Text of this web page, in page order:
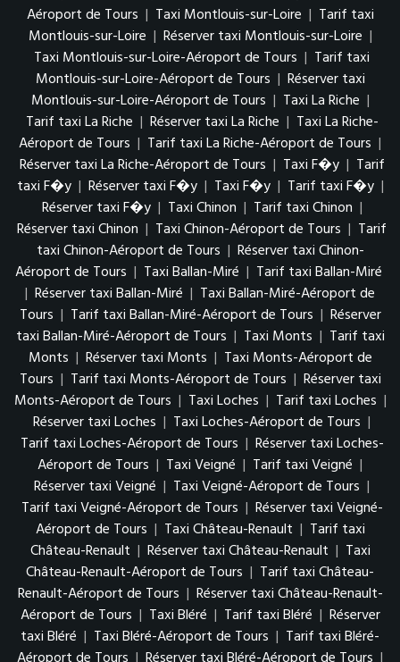
Aéroport de Tours | Taxi Montlouis-sur-Loire | Tarif taxi
Montlouis-sur-Loire | Réserver taxi Montlouis-sur-Loire |
Taxi Montlouis-sur-Loire-Aéroport de Tours | Tarif taxi
Montlouis-sur-Loire-Aéroport de Tours | Réserver taxi
Montlouis-sur-Loire-Aéroport de Tours | Taxi La Riche |
Tarif taxi La Riche | Réserver taxi La Riche | Taxi La Riche-
Aéroport de Tours | Tarif taxi La Riche-Aéroport de Tours |
Réserver taxi La Riche-Aéroport de Tours | Taxi F�y | Tarif
taxi F�y | Réserver taxi F�y | Taxi F�y | Tarif taxi F�y |
Réserver taxi F�y | Taxi Chinon | Tarif taxi Chinon |
Réserver taxi Chinon | Taxi Chinon-Aéroport de Tours | Tarif
taxi Chinon-Aéroport de Tours | Réserver taxi Chinon-
Aéroport de Tours | Taxi Ballan-Miré | Tarif taxi Ballan-Miré
| Réserver taxi Ballan-Miré | Taxi Ballan-Miré-Aéroport de
Tours | Tarif taxi Ballan-Miré-Aéroport de Tours | Réserver
taxi Ballan-Miré-Aéroport de Tours | Taxi Monts | Tarif taxi
Monts | Réserver taxi Monts | Taxi Monts-Aéroport de
Tours | Tarif taxi Monts-Aéroport de Tours | Réserver taxi
Monts-Aéroport de Tours | Taxi Loches | Tarif taxi Loches |
Réserver taxi Loches | Taxi Loches-Aéroport de Tours |
Tarif taxi Loches-Aéroport de Tours | Réserver taxi Loches-
Aéroport de Tours | Taxi Veigné | Tarif taxi Veigné |
Réserver taxi Veigné | Taxi Veigné-Aéroport de Tours |
Tarif taxi Veigné-Aéroport de Tours | Réserver taxi Veigné-
Aéroport de Tours | Taxi Château-Renault | Tarif taxi
Château-Renault | Réserver taxi Château-Renault | Taxi
Château-Renault-Aéroport de Tours | Tarif taxi Château-
Renault-Aéroport de Tours | Réserver taxi Château-Renault-
Aéroport de Tours | Taxi Bléré | Tarif taxi Bléré | Réserver
taxi Bléré | Taxi Bléré-Aéroport de Tours | Tarif taxi Bléré-